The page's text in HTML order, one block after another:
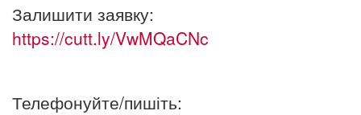
Залишити заявку:
https://cutt.ly/VwMQaCNc
Телефонуйте/пишіть: